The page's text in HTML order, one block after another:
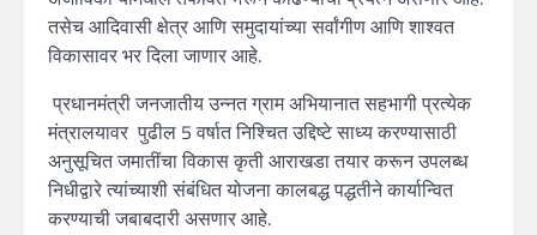
तसेच आदिवासी क्षेत्र आणि समुदायांच्या सर्वांगीण आणि शाश्वत
विकासावर भर दिला जाणार आहे.
प्रधानमंत्री जनजातीय उन्नत ग्राम अभियानात सहभागी प्रत्येक
मंत्रालयावर पुढील 5वर्षात निश्चित उद्दिष्टे साध्य करण्यासाठी
अनुसूचित जमातींचा विकास कृती आराखडा तयार करून उपलब्ध
निधीद्वारे त्यांच्याशी संबंधित योजना कालबद्ध पद्धतीने कार्यान्वित
करण्याची जबाबदारी असणार आहे.